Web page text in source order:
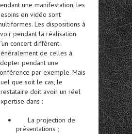
une manifestation, les
en vidéo sont
Les dispositions à
pendant la réalisation
concert diffèrent
de celles à
pendant une
par exemple. Mais
que soit le cas, le
doit avoir un réel
dans :
La projection de
présentations ;